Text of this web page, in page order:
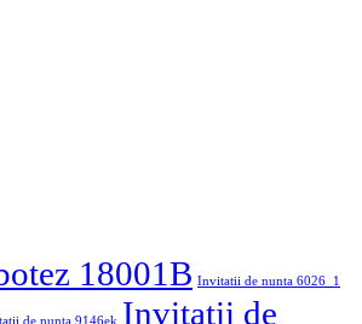
18001B Invitatii de nunta 6026_1
Invitatii de